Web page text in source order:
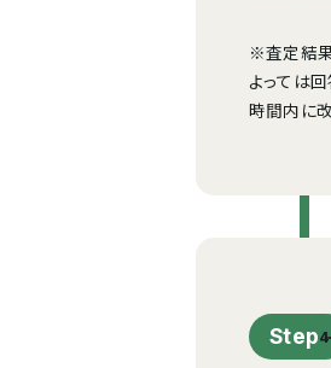
※査定結果
よっては
時間内に
Step